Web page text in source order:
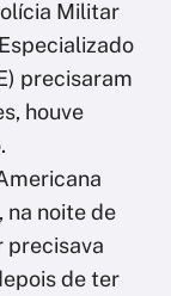
Militar
precisaram
houve
na noite de
precisava
de ter